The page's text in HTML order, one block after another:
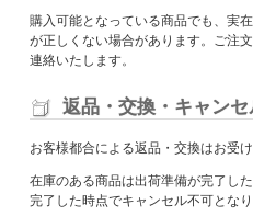
購入可能となっている商品でも、実
が正しくない場合があります。ご注
連絡いたします。
返品・交換・キャンセ
お客様都合による返品・交換はお受け
在庫のある商品は出荷準備が完了し
完了した時点でキャンセル不可となり